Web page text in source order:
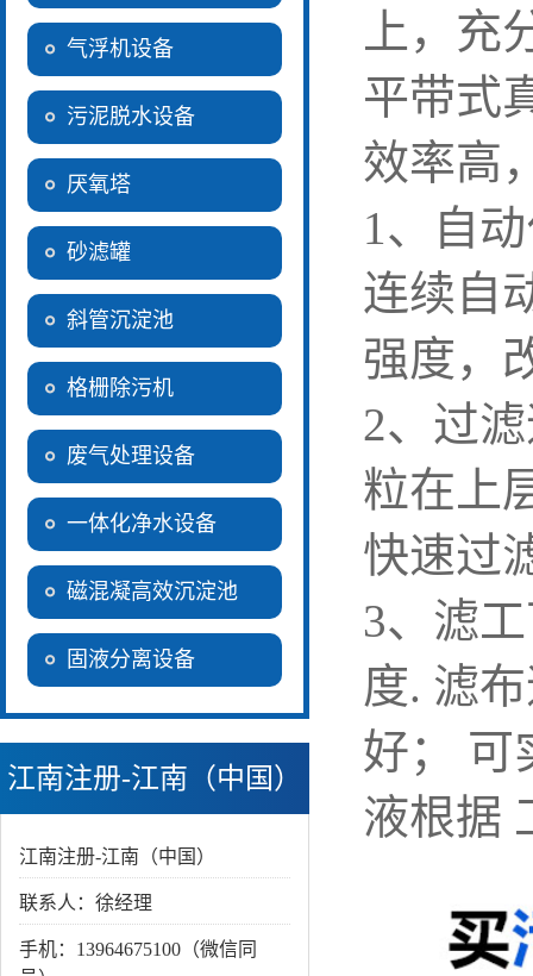
气浮机设备
污泥脱水设备
厌氧塔
砂滤罐
斜管沉淀池
格栅除污机
废气处理设备
一体化净水设备
磁混凝高效沉淀池
固液分离设备
江南注册-江南（中国）
江南注册-江南（中国）
联系人：徐经理
手机：13964675100（微信同
上，
平带式
效率高
1、自
连续自
强度，
2、过
粒在上
快速过
3、滤
度. 滤
好； 可
液根据